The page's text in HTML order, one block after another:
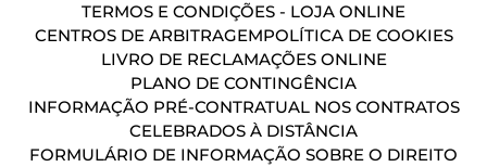
TERMOS E CONDIÇÕES - LOJA ONLINE
CENTROS DE ARBITRAGEMPOLÍTICA DE COOKIES
LIVRO DE RECLAMAÇÕES ONLINE
PLANO DE CONTINGÊNCIA
INFORMAÇÃO PRÉ-CONTRATUAL NOS CONTRATOS
CELEBRADOS À DISTÂNCIA
FORMULÁRIO DE INFORMAÇÃO SOBRE O DIREITO